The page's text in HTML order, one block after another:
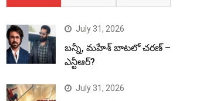
July 31, 2026
బన్నీ, మహేశ్ బాటలో చరణ్ –
ఎన్టీఆర్?
July 31, 2026